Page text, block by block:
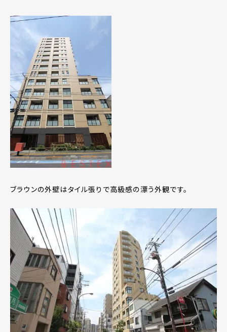
ブラウンの外壁はタイル張りで高級感の漂う外観です。